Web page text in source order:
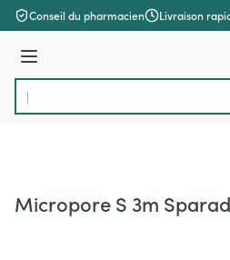
Aller au contenu
Conseil du pharmacien Livraison
Menu
Rechercher
Micropore S 3m